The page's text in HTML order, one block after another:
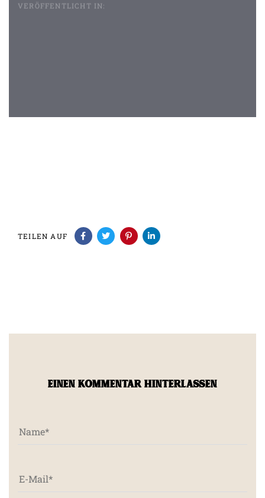
VERÖFFENTLICHT IN:
TEILEN AUF
EINEN KOMMENTAR HINTERLASSEN